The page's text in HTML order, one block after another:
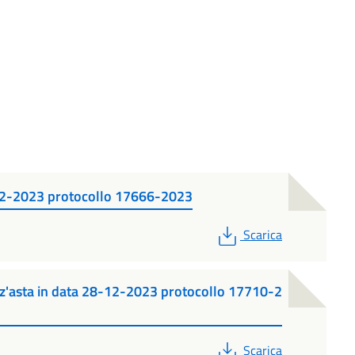
2023 protocollo 17666-2023
PDF
Scarica
in data 28-12-2023 protocollo 17710-2
PDF
Scarica